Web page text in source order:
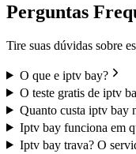
Perguntas
Tire suas dúvidas sobre
O que e iptv bay?
O teste gratis de iptv
Quanto custa iptv bay
Iptv bay funciona em
Iptv bay trava? O